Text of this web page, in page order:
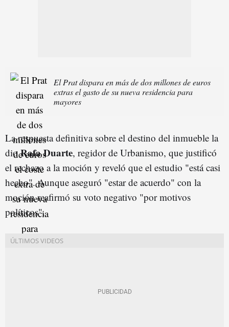
El Prat dispara en más de dos millones de euros
extras el gasto de su nueva residencia para
mayores
La respuesta definitiva sobre el destino del inmueble la
dioRafa Duarte, regidor de Urbanismo, que justificó
el rechazo a la moción y reveló que el estudio "está casi
hecho". Aunque aseguró "estar de acuerdo" con la
moción reafirmó su voto negativo "por motivos
políticos".